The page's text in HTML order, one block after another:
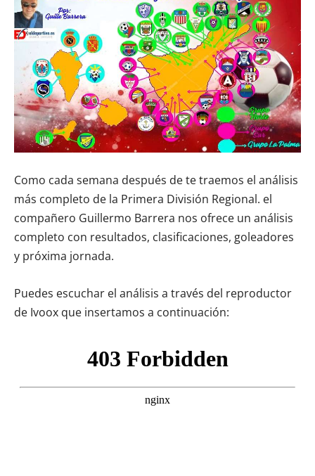
Como cada semana después de te traemos el análisis
más completo de la Primera División Regional. el
compañero Guillermo Barrera nos ofrece un análisis
completo con resultados, clasificaciones, goleadores
y próxima jornada.
Puedes escuchar el análisis a través del reproductor
de Ivoox que insertamos a continuación: